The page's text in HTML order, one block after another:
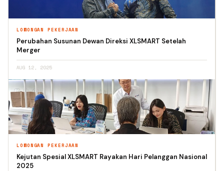
LOWONGAN PEKERJAAN
Perubahan Susunan Dewan Direksi XLSMART Setelah
Merger
AUG 12, 2025
LOWONGAN PEKERJAAN
Kejutan Spesial XLSMART Rayakan Hari Pelanggan Nasional
2025